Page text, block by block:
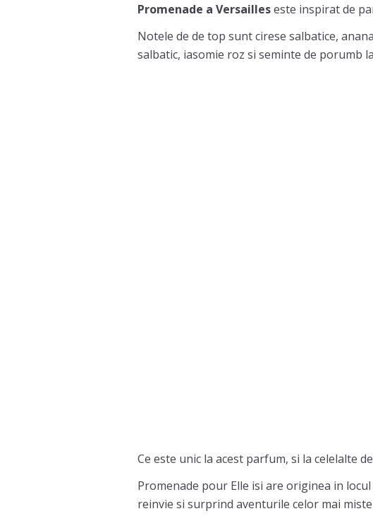
Promenade a Versailleseste inspirat de
Notele de de top sunt cirese salbatice,
salbatic, iasomie roz si seminte de porumb
Ce este unic la acest parfum, si la celelalte
Promenade pour Elle isi are originea in
reinvie si surprind aventurile celor mai